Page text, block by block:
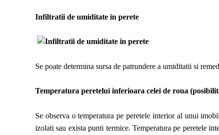
Infiltratii de umiditate in perete
Se poate determina sursa de patrundere a umiditatii si
Temperatura peretelui inferioara celei de roua
Se observa o temperatura pe peretele interior al unui
izolati sau exista punti termice. Temperatura pe peretele